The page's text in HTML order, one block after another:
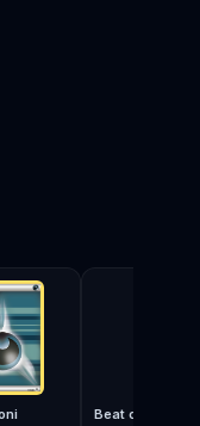
Beat of the